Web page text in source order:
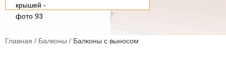
Главная / Балконы / Балконы с выносом